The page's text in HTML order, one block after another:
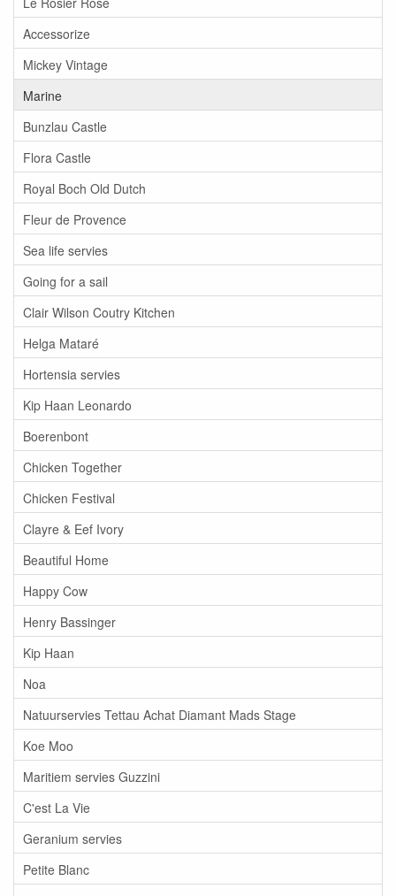
Accessorize
Mickey Vintage
Marine
Bunzlau Castle
Flora Castle
Royal Boch Old Dutch
Fleur de Provence
Sea life servies
Going for a sail
Clair Wilson Coutry Kitchen
Helga Mataré
Hortensia servies
Kip Haan Leonardo
Boerenbont
Chicken Together
Chicken Festival
Clayre & Eef Ivory
Beautiful Home
Happy Cow
Henry Bassinger
Kip Haan
Noa
Natuurservies Tettau Achat Diamant Mads Stage
Koe Moo
Maritiem servies Guzzini
C'est La Vie
Geranium servies
Petite Blanc